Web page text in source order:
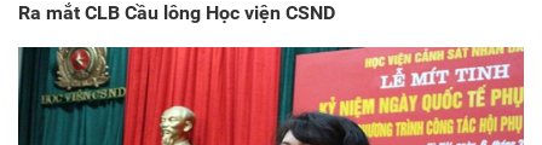
Ra mắt CLB Cầu lông Học viện CSND